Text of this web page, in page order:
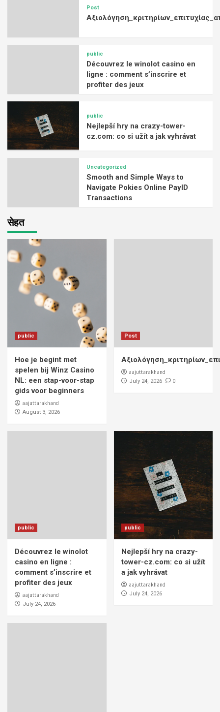
Post
public
Découvrez le winolot casino en
ligne : comment s’inscrire et
profiter des jeux
public
Nejlepší hry na crazy-tower-
cz.com: co si užít a jak vyhrávat
Uncategorized
Smooth and Simple Ways to
Navigate Pokies Online PayID
Transactions
सेहत
public
Hoe je begint met
spelen bij Winz Casino
NL: een stap-voor-stap
gids voor beginners
aajuttarakhand
August 3, 2026
Post
aajuttarakhand
July 24, 2026 0
public
Découvrez le winolot
casino en ligne :
comment s’inscrire et
profiter des jeux
aajuttarakhand
July 24, 2026
public
Nejlepší hry na crazy-
tower-cz.com: co si užít
a jak vyhrávat
aajuttarakhand
July 24, 2026